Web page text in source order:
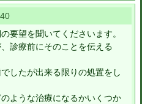
要望を聞いてくださいます。
診療前にそのことを伝える
したが出来る限りの処置をし
ような治療になるかいくつか